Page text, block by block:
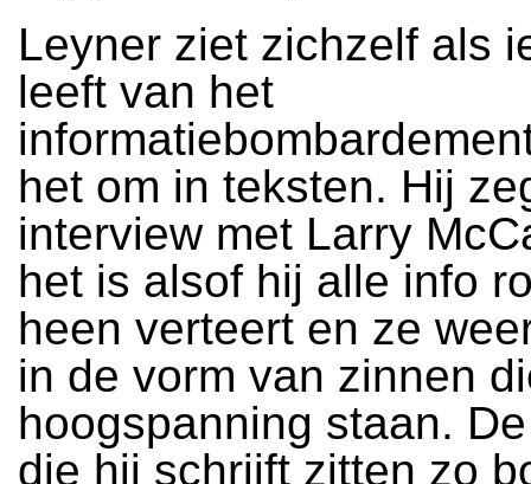
Leyner ziet zichzelf als
leeft van het
het om in teksten. Hij
interview met Larry
het is alsof hij alle info
heen verteert en ze
in de vorm van zinnen
hoogspanning staan.
die hij schrijft zitten zo